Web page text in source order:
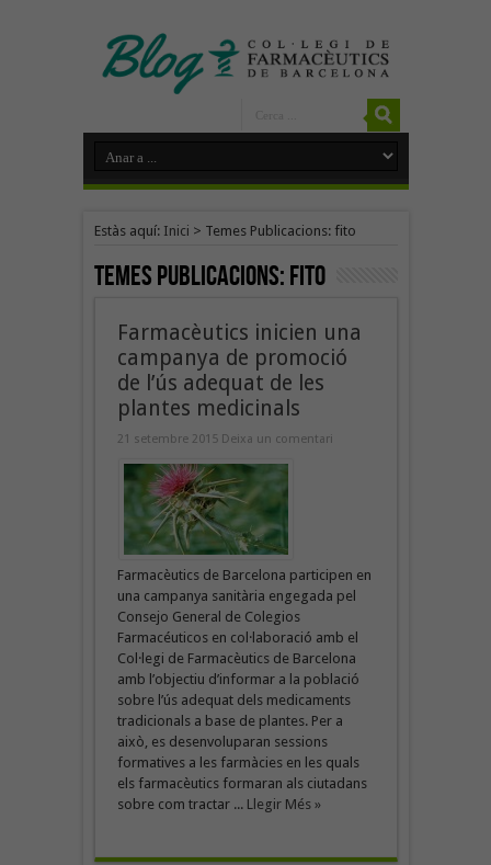
Estàs aquí: Inici > Temes Publicacions: fito
Temes Publicacions:fito
Farmacèutics inicien una
campanya de promoció
de l’ús adequat de les
plantes medicinals
21 setembre 2015 Deixa un comentari
Farmacèutics de Barcelona participen en
una campanya sanitària engegada pel
Consejo General de Colegios
Farmacéuticos en col·laboració amb el
Col·legi de Farmacèutics de Barcelona
amb l’objectiu d’informar a la població
sobre l’ús adequat dels medicaments
tradicionals a base de plantes. Per a
això, es desenvoluparan sessions
formatives a les farmàcies en les quals
els farmacèutics formaran als ciutadans
sobre com tractar ... Llegir Més »